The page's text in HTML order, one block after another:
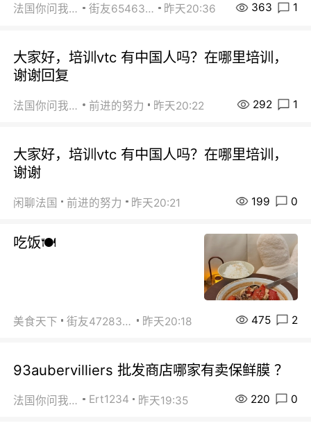
法国你问我答 街友65463281 昨天20:36 363 1
大家好，培训vtc 有中国人吗？在哪里培训，
谢谢回复
法国你问我答 前进的努力 昨天20:22 292 1
大家好，培训vtc 有中国人吗？在哪里培训，
谢谢
闲聊法国 前进的努力 昨天20:21 199 0
吃饭🍽️
美食天下 街友472838572 昨天20:18 475 2
93aubervilliers 批发商店哪家有卖保鲜膜 ？
法国你问我答 Ert1234 昨天19:35 220 0